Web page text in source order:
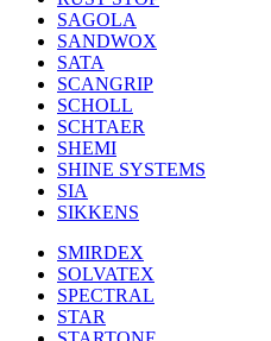
SAGOLA
SANDWOX
SATA
SCANGRIP
SCHOLL
SCHTAER
SHEMI
SHINE SYSTEMS
SIA
SIKKENS
SMIRDEX
SOLVATEX
SPECTRAL
STAR